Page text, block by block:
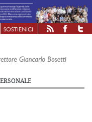
SOSTIENICI